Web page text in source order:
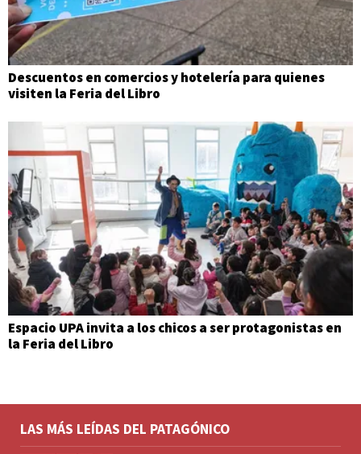
Descuentos en comercios y hotelería para quienes
visiten la Feria del Libro
Espacio UPA invita a los chicos a ser protagonistas en
la Feria del Libro
LAS MÁS LEÍDAS DEL PATAGÓNICO